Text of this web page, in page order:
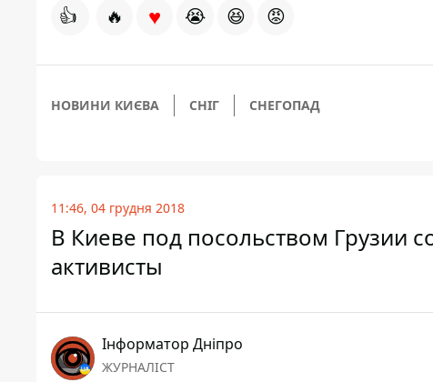
👍 🔥 ♥ 😭 😆 😡
НОВИНИ КИЄВА СНІГ СНЕГОПАД
11:46, 04 грудня 2018
В Киеве под посольством Грузии
активисты
Інформатор Дніпро
ЖУРНАЛІСТ